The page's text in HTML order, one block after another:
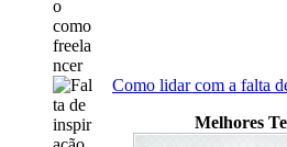
Como lidar com a falta
Melhores